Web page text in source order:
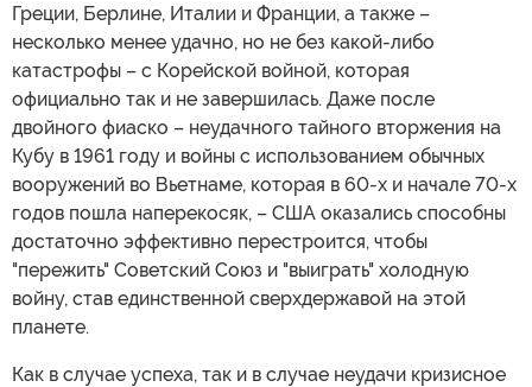
Греции, Берлине, Италии и Франции, а также –
несколько менее удачно, но не без какой-либо
катастрофы – с Корейской войной, которая
официально так и не завершилась. Даже после
двойного фиаско – неудачного тайного вторжения на
Кубу в 1961 году и войны с использованием обычных
вооружений во Вьетнаме, которая в 60-х и начале 70-х
годов пошла наперекосяк, – США оказались способны
достаточно эффективно перестроится, чтобы
"пережить" Советский Союз и "выиграть" холодную
войну, став единственной сверхдержавой на этой
планете.
Как в случае успеха, так и в случае неудачи кризисное